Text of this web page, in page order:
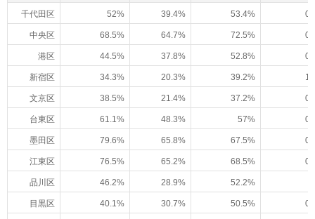
千代田区
52% 39.4% 53.4%
中央区 68.5% 64.7% 72.5%
港区 44.5% 37.8% 52.8%
新宿区 34.3% 20.3% 39.2%
文京区 38.5% 21.4% 37.2%
台東区 61.1% 48.3% 57%
墨田区 79.6% 65.8% 67.5%
江東区 76.5% 65.2% 68.5%
品川区 46.2% 28.9% 52.2%
目黒区 40.1% 30.7% 50.5%